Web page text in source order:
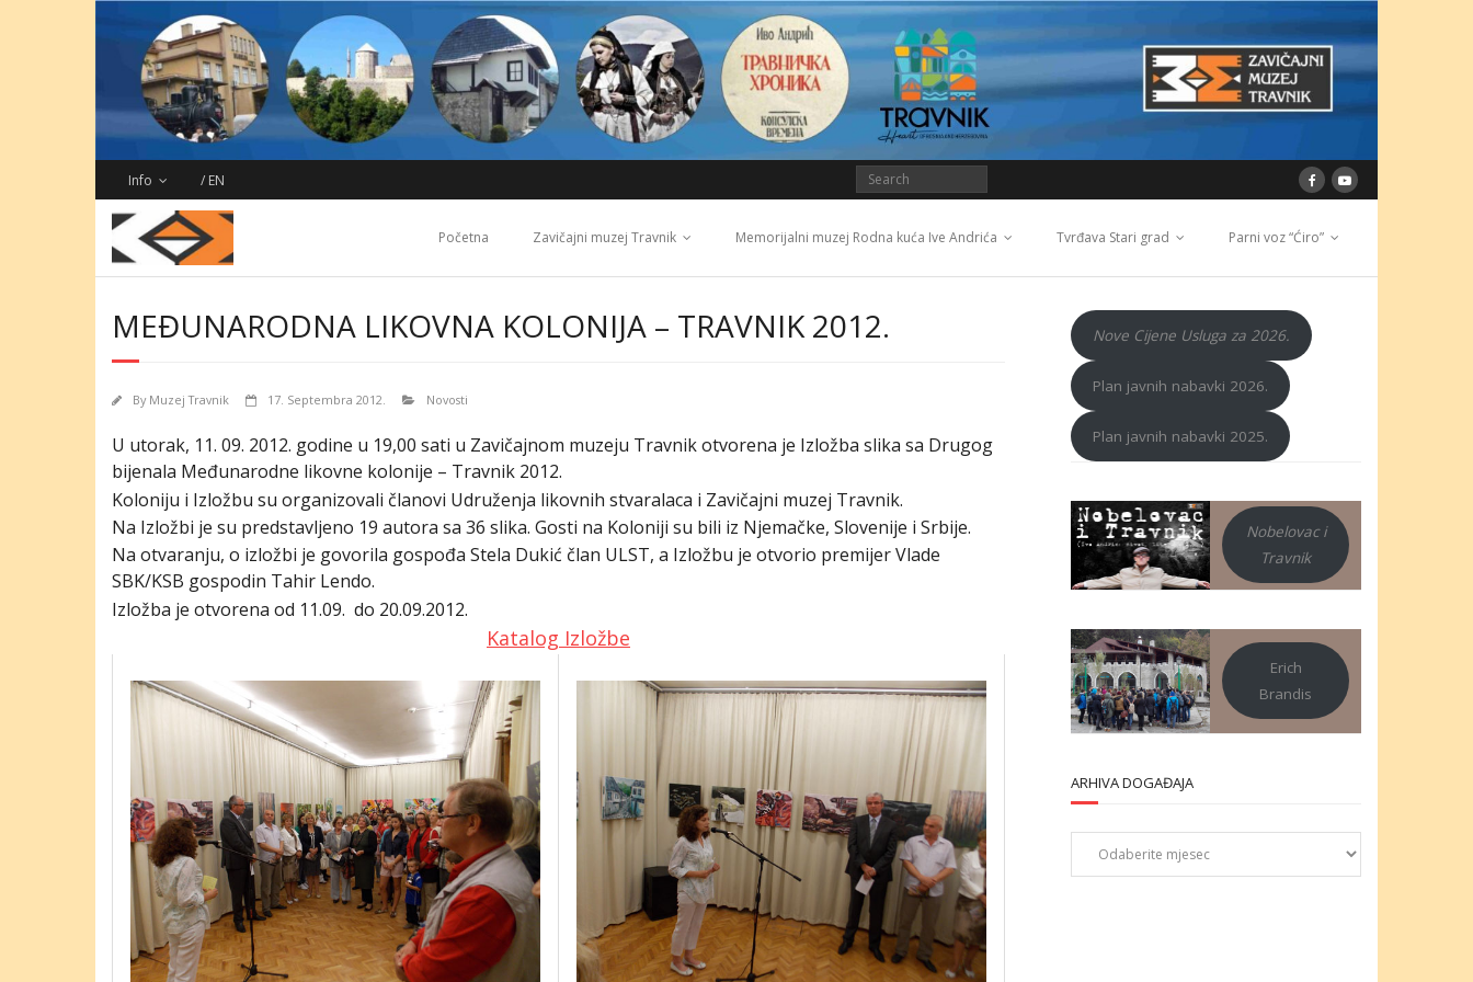
Info / EN
Početna Zavičajni muzej Travnik Memorijalni muzej Rodna kuća Ive Andrića Tvrđava Stari grad Parni voz “Ćiro”
MEĐUNARODNA LIKOVNA KOLONIJA – TRAVNIK 2012.
By Muzej Travnik 17. Septembra 2012. Novosti
U utorak, 11. 09. 2012. godine u 19,00 sati u Zavičajnom muzeju Travnik otvorena je Izložba slika sa Drugog
bijenala Međunarodne likovne kolonije – Travnik 2012.
Koloniju i Izložbu su organizovali članovi Udruženja likovnih stvaralaca i Zavičajni muzej Travnik.
Na Izložbi je su predstavljeno 19 autora sa 36 slika. Gosti na Koloniji su bili iz Njemačke, Slovenije i Srbije.
Na otvaranju, o izložbi je govorila gospođa Stela Dukić član ULST, a Izložbu je otvorio premijer Vlade
SBK/KSB gospodin Tahir Lendo.
Izložba je otvorena od 11.09. do 20.09.2012.
Katalog Izložbe
Nove Cijene Usluga za 2026.
Plan javnih nabavki 2026.
Plan javnih nabavki 2025.
Nobelovac i
Travnik
Erich
Brandis
ARHIVA DOGAĐAJA
Arhiva
događaja